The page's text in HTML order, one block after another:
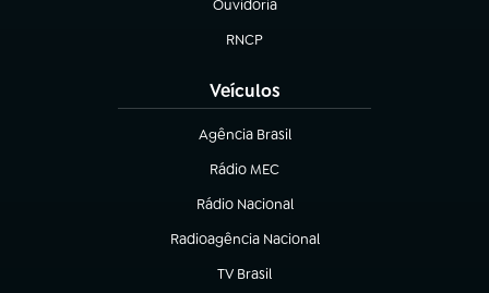
Ouvidoria
(abre em nova aba)
RNCP
(abre em nova aba)
Veículos
Agência Brasil
(abre em nova aba)
Rádio MEC
(abre em nova aba)
Rádio Nacional
Radioagência Nacional
(abre em nova aba)
TV Brasil
(abre em nova aba)